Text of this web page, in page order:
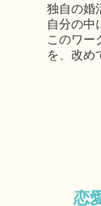
独自の婚
自分の中
このワー
を、改め
恋